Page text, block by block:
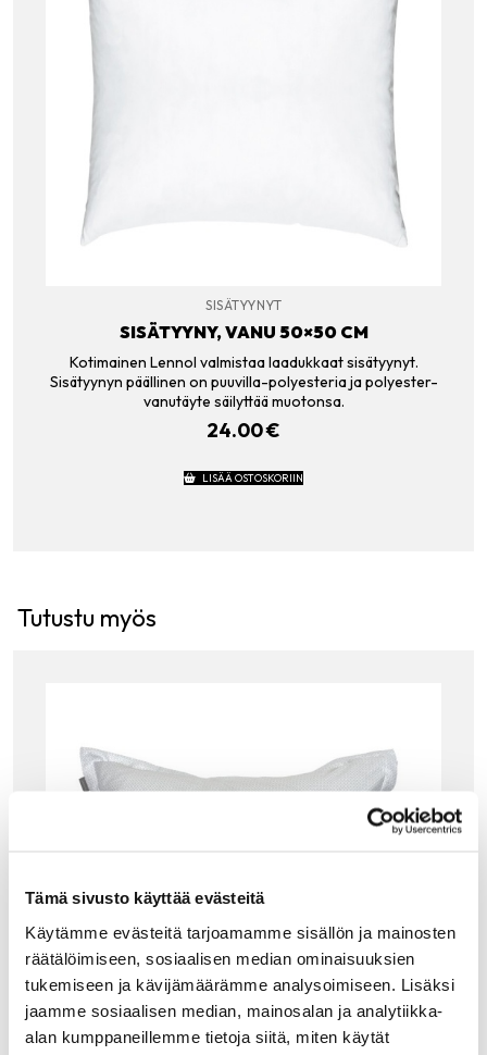
Tämä sivusto käyttää evästeitä
Käytämme evästeitä tarjoamamme sisällön ja mainosten
räätälöimiseen, sosiaalisen median ominaisuuksien
tukemiseen ja kävijämäärämme analysoimiseen. Lisäksi
jaamme sosiaalisen median, mainosalan ja analytiikka-
alan kumppaneillemme tietoja siitä, miten käytät
SISÄTYYNYT
SISÄTYYNY, VANU 50×50 CM
Kotimainen Lennol valmistaa laadukkaat sisätyynyt.
Sisätyynyn päällinen on puuvilla-polyesteria ja polyester-
vanutäyte säilyttää muotonsa.
24.00€
LISÄÄ OSTOSKORIIN
Tutustu myös